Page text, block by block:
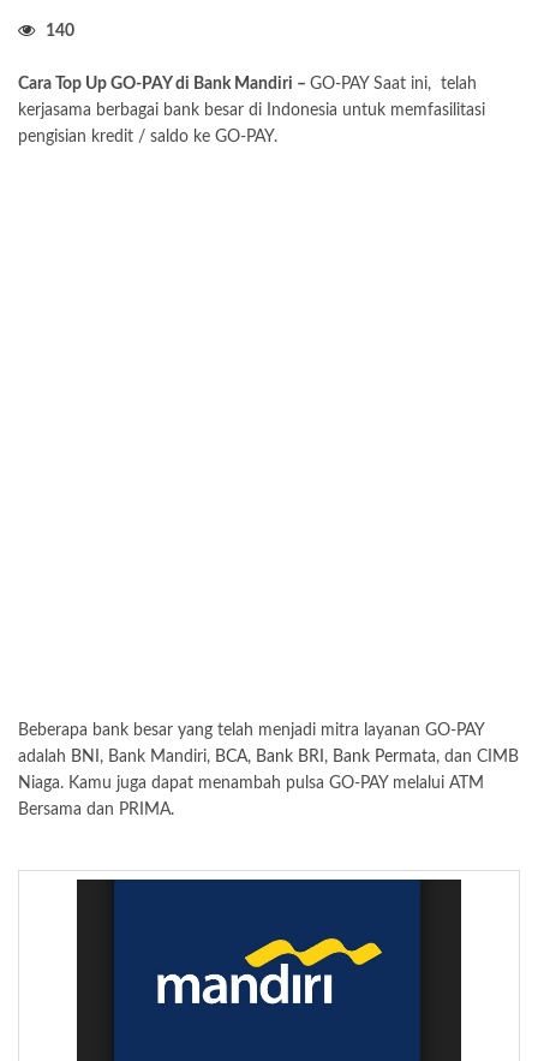
140
Cara Top Up GO-PAY di Bank Mandiri – GO-PAY Saat ini, telah
kerjasama berbagai bank besar di Indonesia untuk memfasilitasi
pengisian kredit / saldo ke GO-PAY.
Beberapa bank besar yang telah menjadi mitra layanan GO-PAY
adalah BNI , Bank Mandiri, BCA, Bank BRI , Bank Permata, dan CIMB
Niaga. Kamu juga dapat menambah pulsa GO-PAY melalui ATM
Bersama dan PRIMA.